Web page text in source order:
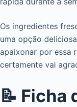
Os ingredientes
uma opção
apaixonar por essa
certamente vai
📝 Ficha